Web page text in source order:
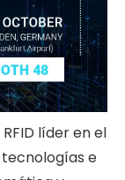
líder en el
e